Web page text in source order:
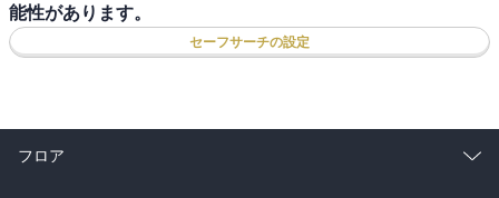
能性があります。
セーフサーチの設定
フロア